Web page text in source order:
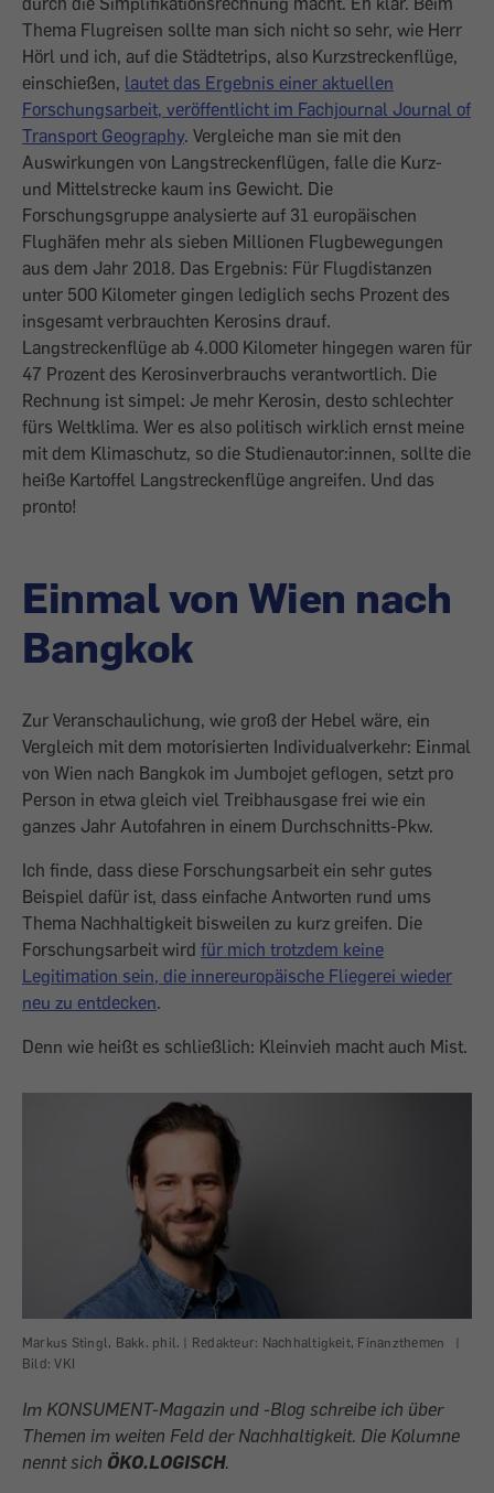
Thema Flugreisen sollte man sich nicht so sehr, wie Herr
Hörl und ich, auf die Städtetrips, also Kurzstreckenflüge,
einschießen, lautet das Ergebnis einer aktuellen
Forschungsarbeit, veröffentlicht im Fachjournal Journal of
Transport Geography. Vergleiche man sie mit den
Auswirkungen von Langstreckenflügen, falle die Kurz-
und Mittelstrecke kaum ins Gewicht. Die
Forschungsgruppe analysierte auf 31 europäischen
Flughäfen mehr als sieben Millionen Flugbewegungen
aus dem Jahr 2018. Das Ergebnis: Für Flugdistanzen
unter 500 Kilometer gingen lediglich sechs Prozent des
insgesamt verbrauchten Kerosins drauf.
Langstreckenflüge ab 4.000 Kilometer hingegen waren für
47 Prozent des Kerosinverbrauchs verantwortlich. Die
Rechnung ist simpel: Je mehr Kerosin, desto schlechter
fürs Weltklima. Wer es also politisch wirklich ernst meine
mit dem Klimaschutz, so die Studienautor:innen, sollte die
heiße Kartoffel Langstreckenflüge angreifen. Und das
pronto!
Einmal von Wien nach
Bangkok
Zur Veranschaulichung, wie groß der Hebel wäre, ein
Vergleich mit dem motorisierten Individualverkehr: Einmal
von Wien nach Bangkok im Jumbojet geflogen, setzt pro
Person in etwa gleich viel Treibhausgase frei wie ein
ganzes Jahr Autofahren in einem Durchschnitts-Pkw.
Ich finde, dass diese Forschungsarbeit ein sehr gutes
Beispiel dafür ist, dass einfache Antworten rund ums
Thema Nachhaltigkeit bisweilen zu kurz greifen. Die
Forschungsarbeit wird für mich trotzdem keine
Legitimation sein, die innereuropäische Fliegerei wieder
neu zu entdecken.
Denn wie heißt es schließlich: Kleinvieh macht auch Mist.
Markus Stingl, Bakk. phil. | Redakteur: Nachhaltigkeit, Finanzthemen
|
Bild: VKI
Im KONSUMENT-Magazin und -Blog schreibe ich über
Themen im weiten Feld der Nachhaltigkeit. Die Kolumne
nennt sich ÖKO.LOGISCH.